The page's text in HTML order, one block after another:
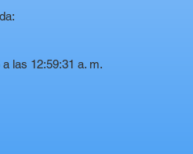
las 12:59:31 a. m.